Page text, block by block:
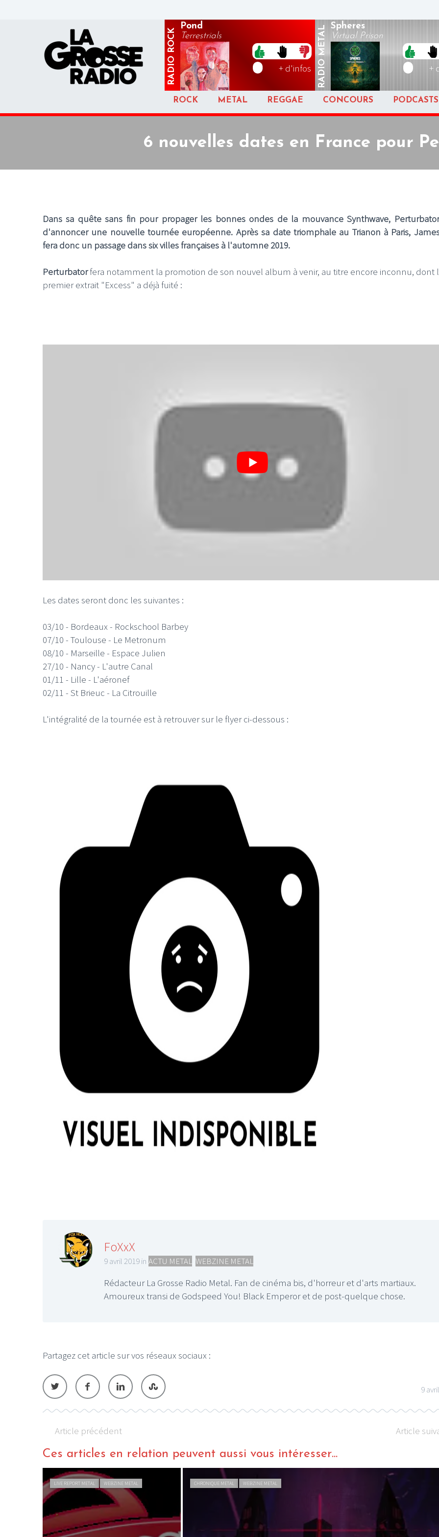
RADIO
ROCK
Pond
Terrestrials
+ d'infos RADIO
METAL Spheres
Virtual Prison
+
ROCK METAL REGGAE CONCOURS PODCASTS
6 nouvelles dates en France pour
Dans sa quête sans fin pour propager les bonnes ondes de la mouvance Synthwave,
d'annoncer une nouvelle tournée européenne. Après sa date triomphale au Trianon à Paris,
fera donc un passage dans six villes françaises à l'automne 2019.
Perturbatorfera notamment la promotion de son nouvel album à venir, au titre encore inconnu, dont
premier extrait "Excess" a déjà fuité :
Les dates seront donc les suivantes :
03/10 - Bordeaux - Rockschool Barbey
07/10 - Toulouse - Le Metronum
08/10 - Marseille - Espace Julien
27/10 - Nancy - L'autre Canal
01/11 - Lille - L'aéronef
02/11 - St Brieuc - La Citrouille
L'intégralité de la tournée est à retrouver sur le flyer ci-dessous :
FoXxX
9 avril 2019 in ACTU METAL WEBZINE METAL
Rédacteur La Grosse Radio Metal. Fan de cinéma bis, d'horreur et d'arts martiaux.
Amoureux transi de Godspeed You! Black Emperor et de post-quelque chose.
Partagez cet article sur vos réseaux sociaux :
9
Article précédent Article
Ces articles en relation peuvent aussi vous intéresser...
LIVE REPORT METAL WEBZINE METAL CHRONIQUE METAL WEBZINE METAL